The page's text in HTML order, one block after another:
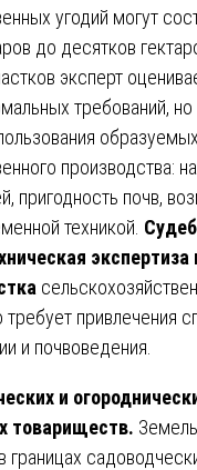
угодий могут
до десятков
эксперт
требований, но
производства:
пригодность почв,
техникой.
экспертиза
требует привлечения
и почвоведения.
и
товариществ.